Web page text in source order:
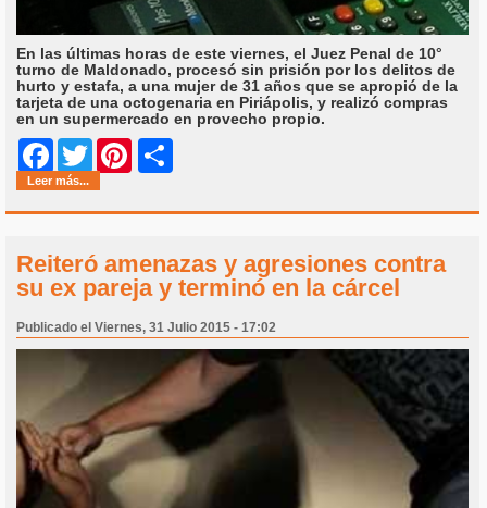
En las últimas horas de este viernes, el Juez Penal de 10°
turno de Maldonado, procesó sin prisión por los delitos de
hurto y estafa, a una mujer de 31 años que se apropió de la
tarjeta de una octogenaria en Piriápolis, y realizó compras
en un supermercado en provecho propio.
Facebook
Twitter Pinterest
Leer más...
Reiteró amenazas y agresiones contra
su ex pareja y terminó en la cárcel
Publicado el Viernes, 31 Julio 2015 - 17:02